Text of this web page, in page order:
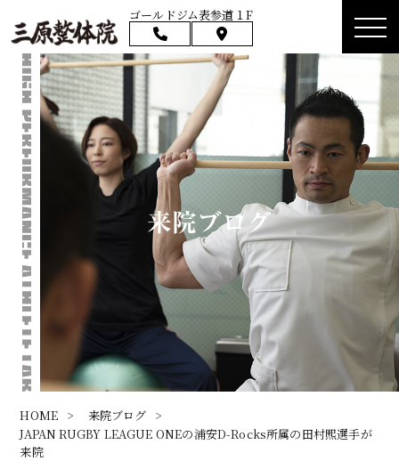
ゴールドジム表参道１F
来院ブログ
HOME > 来院ブログ >
JAPAN RUGBY LEAGUE ONEの浦安D-Rocks所属の田村熙選手が
来院